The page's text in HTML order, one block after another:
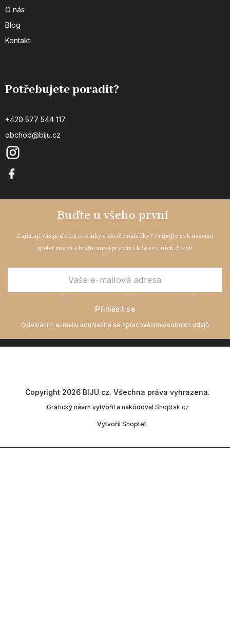
O nás
Blog
Kontakt
Potřebujete poradit?
+420 577 544 117
obchod@biju.cz
Přihlásit se
Vytvořil Shoptet
Copyright 2026 BIJU.cz. Všechna práva vyhrazena.
Grafický návrh vytvořil a nakódoval Shoptak.cz